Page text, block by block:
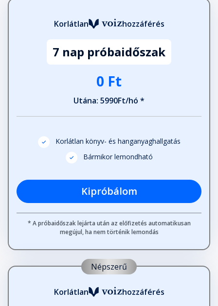
Korlátlan hozzáférés
7 nap próbaidőszak
0 Ft
Utána: 5990Ft/hó *
Korlátlan könyv- és hanganyaghallgatás
Bármikor lemondható
Kipróbálom
* A próbaidőszak lejárta után az előfizetés automatikusan
megújul, ha nem történik lemondás
Népszerű
Korlátlan hozzáférés